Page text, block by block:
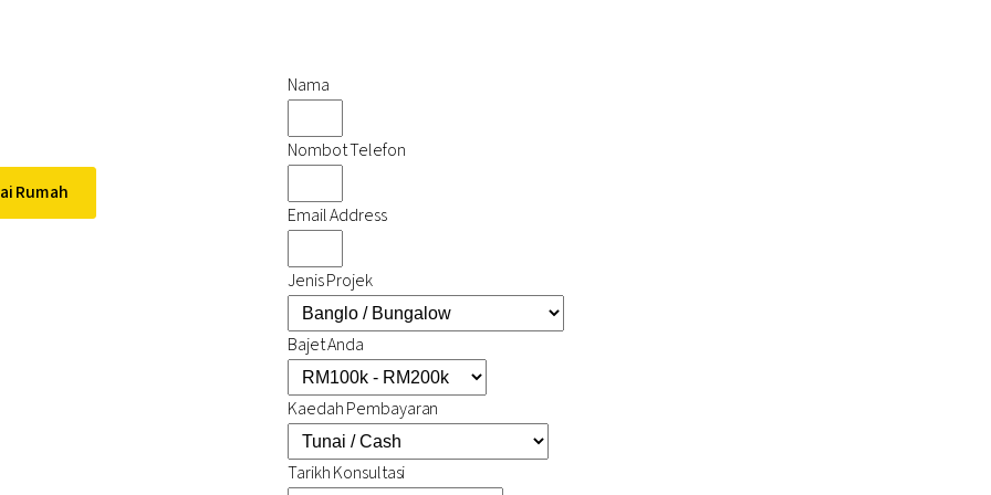
Rumah
Nama
Nombot Telefon
Email Address
Jenis Projek
Bajet Anda
Kaedah Pembayaran
Tarikh Konsultasi